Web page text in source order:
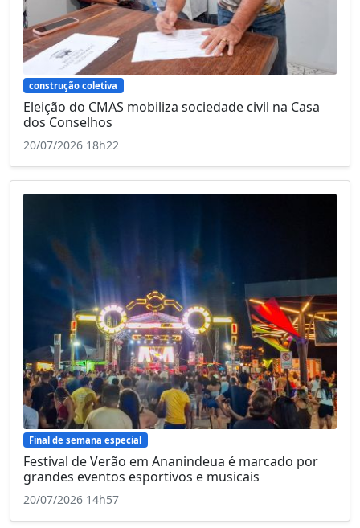
construção coletiva
Eleição do CMAS mobiliza sociedade civil na Casa
dos Conselhos
20/07/2026 18h22
Final de semana especial
Festival de Verão em Ananindeua é marcado por
grandes eventos esportivos e musicais
20/07/2026 14h57